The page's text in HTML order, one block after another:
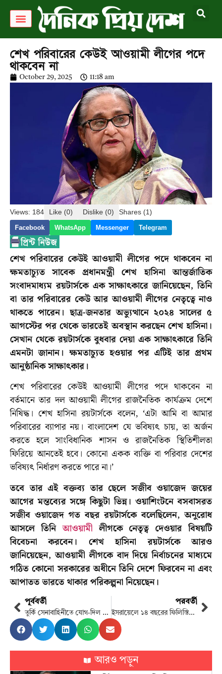
শেখ পরিবারের কেউই আওয়ামী লীগের পদে
থাকবেন না
October 29, 2025 11:18 am
Views: 184 Like (0) Dislike (0) Shares (1)
Facebook WhatsApp Messenger Telegram
শেখ পরিবারের কেউই আওয়ামী লীগের পদে থাকবেন না
ক্ষমতাচ্যুত সাবেক প্রধানমন্ত্রী শেখ হাসিনা আন্তর্জাতিক
সংবাদমাধ্যম রয়টার্সকে এক সাক্ষাৎকারে জানিয়েছেন, তিনি
বা তার পরিবারের কেউ আর আওয়ামী লীগের নেতৃত্বে নাও
থাকতে পারেন। ছাত্র-জনতার অভ্যুত্থানে ২০২৪ সালের ৫
আগস্টের পর থেকে ভারতেই অবস্থান করছেন শেখ হাসিনা।
সেখান থেকে রয়টার্সকে বুধবার দেয়া এক সাক্ষাৎকারে তিনি
এমনটা জানান। ক্ষমতাচ্যুত হওয়ার পর এটিই তার প্রথম
আনুষ্ঠানিক সাক্ষাৎকার।
শেখ পরিবারের কেউই আওয়ামী লীগের পদে থাকবেন না
বর্তমানে তার দল আওয়ামী লীগের রাজনৈতিক কার্যক্রম দেশে
নিষিদ্ধ। শেখ হাসিনা রয়টার্সকে বলেন, ‘এটা আমি বা আমার
পরিবারের ব্যাপার নয়। বাংলাদেশ যে ভবিষ্যৎ চায়, তা অর্জন
করতে হলে সাংবিধানিক শাসন ও রাজনৈতিক স্থিতিশীলতা
ফিরিয়ে আনতেই হবে। কোনো একক ব্যক্তি বা পরিবার দেশের
ভবিষ্যৎ নির্ধারণ করতে পারে না।’
তবে তার এই বক্তব্য তার ছেলে সজীব ওয়াজেদ জয়ের
আগের মন্তব্যের সঙ্গে কিছুটা ভিন্ন। ওয়াশিংটনে বসবাসরত
সজীব ওয়াজেদ গত বছর রয়টার্সকে বলেছিলেন, অনুরোধ
আসলে তিনিআওয়ামী লীগকে নেতৃত্ব দেওয়ার বিষয়টি
বিবেচনা করবেন। শেখ হাসিনা রয়টার্সকে আরও
জানিয়েছেন, আওয়ামী লীগকে বাদ দিয়ে নির্বাচনের মাধ্যমে
গঠিত কোনো সরকারের অধীনে তিনি দেশে ফিরবেন না এবং
আপাতত ভারতে থাকার পরিকল্পনা নিয়েছেন।
পূর্ববর্তী
তুর্কি সেনাবাহিনীতে যোগ-দিল দেশীয় যুদ্ধ-ট্যাংক আলতাই
পরবর্তী
ইসরায়েলে ১৪ বছরের ফিলিস্তিনি শিশু আটক সহিংসতার-অভিযোগ
আরও পড়ুন